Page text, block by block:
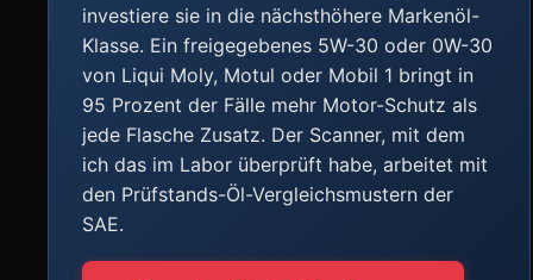
investiere sie in die nächsthöhere Markenöl-
Klasse. Ein freigegebenes 5W-30 oder 0W-30
von Liqui Moly, Motul oder Mobil 1 bringt in
95 Prozent der Fälle mehr Motor-Schutz als
jede Flasche Zusatz. Der Scanner, mit dem
ich das im Labor überprüft habe, arbeitet mit
den Prüfstands-Öl-Vergleichsmustern der
SAE.